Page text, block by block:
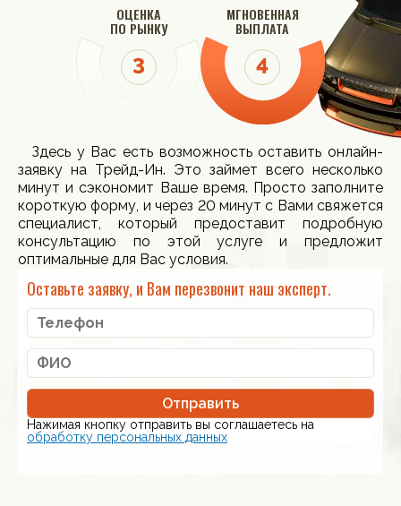
ОЦЕНКА
ПО РЫНКУ
МГНОВЕННАЯ
ВЫПЛАТА
Здесь у Вас есть возможность оставить онлайн-
заявку на Трейд-Ин. Это займет всего несколько
минут и сэкономит Ваше время. Просто заполните
короткую форму, и через 20 минут с Вами свяжется
специалист, который предоставит подробную
консультацию по этой услуге и предложит
оптимальные для Вас условия.
Оставьте заявку, и Вам перезвонит наш эксперт.
Отправить
Нажимая кнопку отправить вы соглашаетесь на
обработку персональных данных